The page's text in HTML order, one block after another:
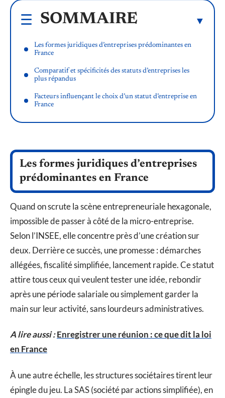
SOMMAIRE
Les formes juridiques d’entreprises prédominantes en
France
Comparatif et spécificités des statuts d’entreprises les
plus répandus
Facteurs influençant le choix d’un statut d’entreprise en
France
Les formes juridiques d’entreprises
prédominantes en France
Quand on scrute la scène entrepreneuriale hexagonale,
impossible de passer à côté de la micro-entreprise.
Selon l’INSEE, elle concentre près d’une création sur
deux. Derrière ce succès, une promesse : démarches
allégées, fiscalité simplifiée, lancement rapide. Ce statut
attire tous ceux qui veulent tester une idée, rebondir
après une période salariale ou simplement garder la
main sur leur activité, sans lourdeurs administratives.
A lire aussi :Enregistrer une réunion : ce que dit la loi
en France
À une autre échelle, les structures sociétaires tirent leur
épingle du jeu. La SAS (société par actions simplifiée), en